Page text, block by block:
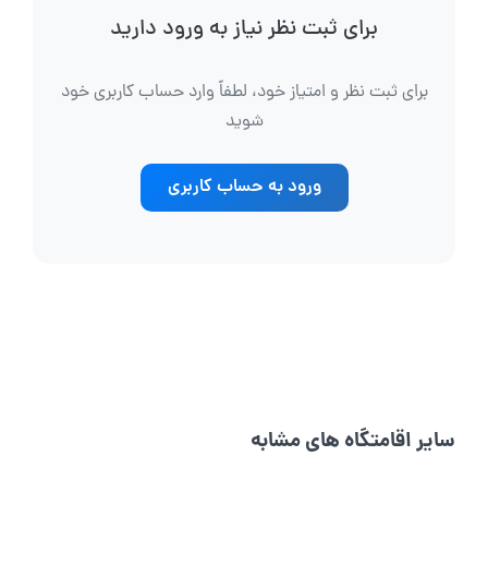
برای ثبت نظر نیاز به ورود دارید
برای ثبت نظر و امتیاز خود، لطفاً وارد حساب کاربری خود
شوید
ورود به حساب کاربری
سایر اقامتگاه های مشابه